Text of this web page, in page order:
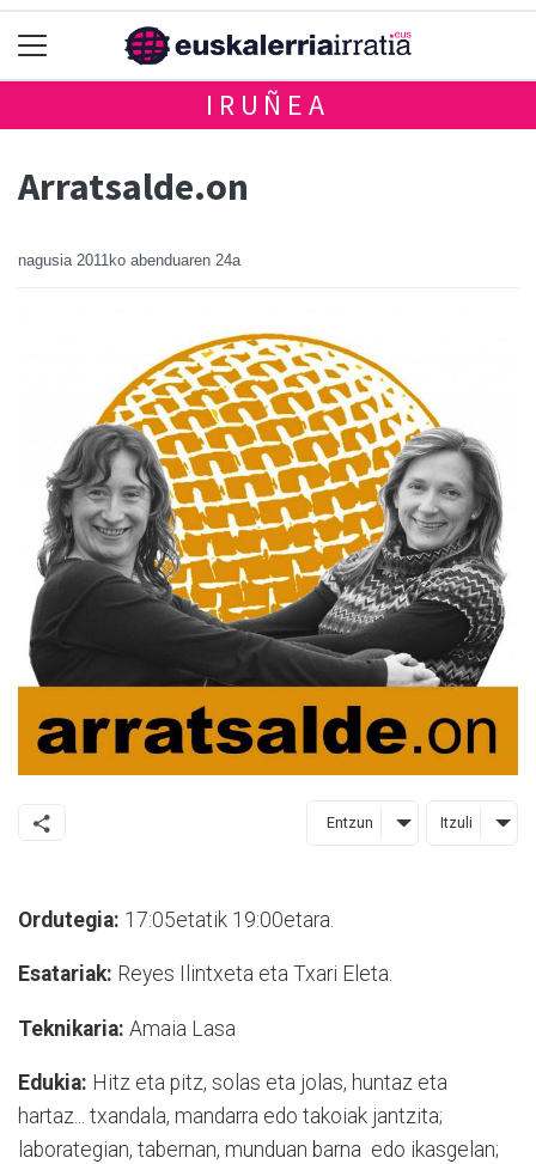
IRUÑEA
Arratsalde.on
nagusia 2011ko abenduaren 24a
Entzun Itzuli
Ordutegia: 17:05etatik 19:00etara.
Esatariak: Reyes Ilintxeta eta Txari Eleta.
Teknikaria: Amaia Lasa
Edukia: Hitz eta pitz, solas eta jolas, huntaz eta
hartaz... txandala, mandarra edo takoiak jantzita;
laborategian, tabernan, munduan barna edo ikasgelan;